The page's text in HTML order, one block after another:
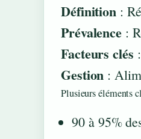
Définition :
Prévalence :
Facteurs clés
Gestion :
Plusieurs éléments
90 à 95%